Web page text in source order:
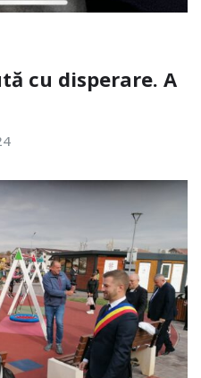
cu disperare. A